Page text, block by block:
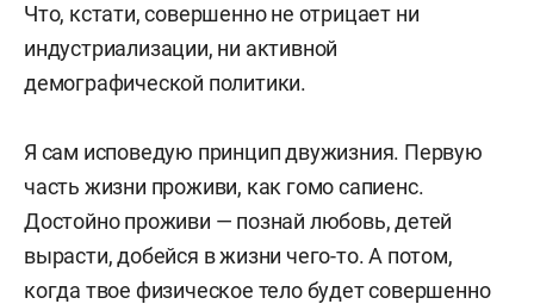
Что, кстати, совершенно не отрицает ни
индустриализации, ни активной
демографической политики.
Я сам исповедую принцип двужизния. Первую
часть жизни проживи, как гомо сапиенс.
Достойно проживи — познай любовь, детей
вырасти, добейся в жизни чего-то. А потом,
когда твое физическое тело будет совершенно